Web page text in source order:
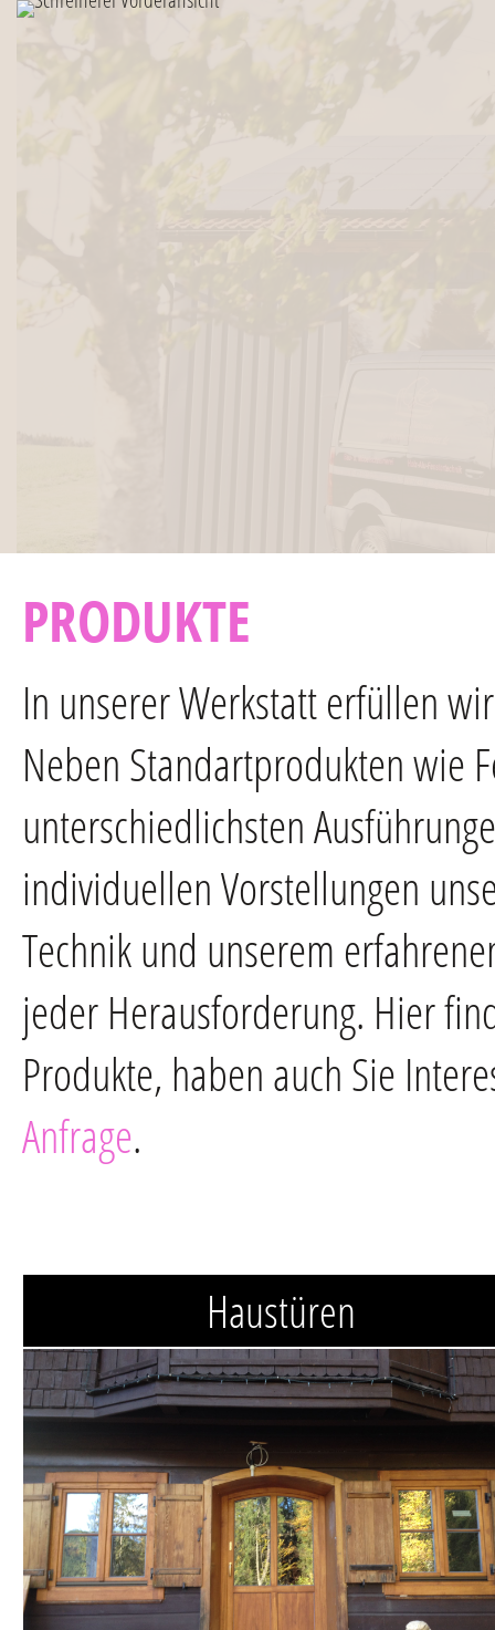
PRODUKTE
In unserer Werkstatt erfüllen
Neben Standartprodukten wie
unterschiedlichsten
individuellen Vorstellungen
Technik und unserem
jeder Herausforderung. Hier
Produkte, haben auch Sie
Anfrage.
Haustüren